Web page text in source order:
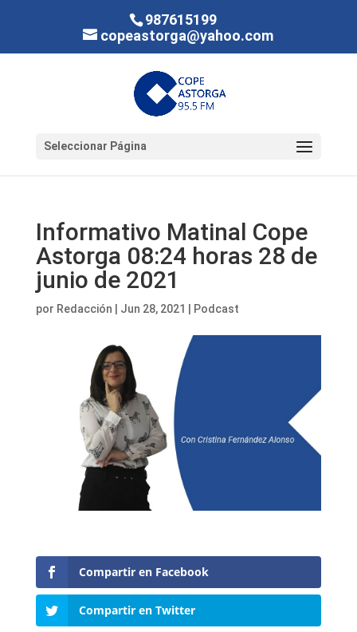
987615199
copeastorga@yahoo.com
Seleccionar Página
Informativo Matinal Cope
Astorga 08:24 horas 28 de
junio de 2021
por Redacción Jun 28, 2021 Podcast
Compartir en Facebook
Compartir en Twitter